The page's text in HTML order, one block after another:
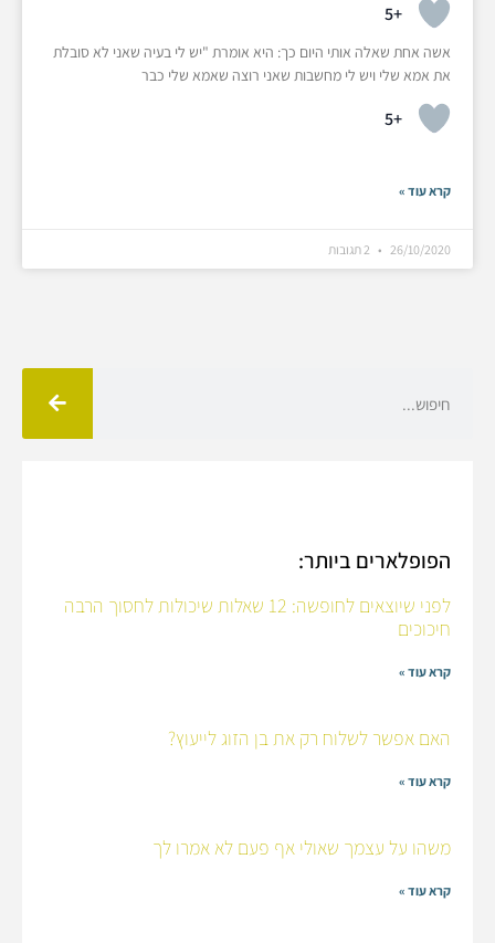
+5
אשה אחת שאלה אותי היום כך: היא אומרת "יש לי בעיה שאני לא סובלת
את אמא שלי ויש לי מחשבות שאני רוצה שאמא שלי כבר
+5
קרא עוד »
26/10/2020
הפופלארים ביותר:
לפני שיוצאים לחופשה: 12 שאלות שיכולות לחסוך הרבה
חיכוכים
קרא עוד »
האם אפשר לשלוח רק את בן הזוג לייעוץ?
קרא עוד »
משהו על עצמך שאולי אף פעם לא אמרו לך
קרא עוד »